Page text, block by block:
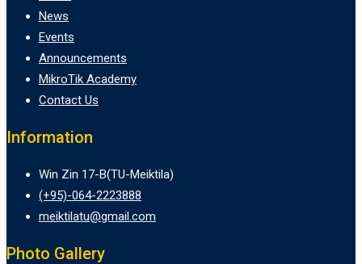
News
Events
Announcements
MikroTik Academy
Contact Us
Information
Win Zin 17-B(TU-Meiktila)
(+95)-064-2223888
meiktilatu@gmail.com
Photo Gallery